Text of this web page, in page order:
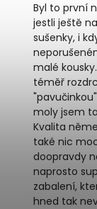
Byl to první
jestli ještě
sušenky, i
malé
téměř
moly jsem
Kvalita
také nic
doopravdy
naprosto
zabalení,
hned tak